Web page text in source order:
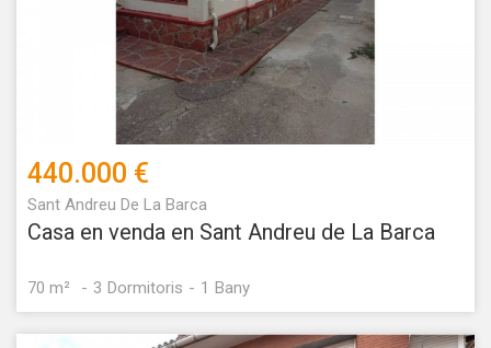
440.000 €
Sant Andreu De La Barca
Casa en venda en Sant Andreu de La Barca
70 m² 3 Dormitoris 1 Bany